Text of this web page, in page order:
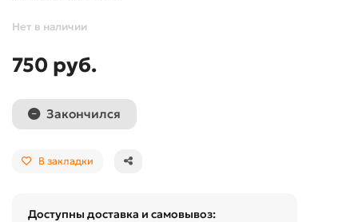
Нет в наличии
750 руб.
Закончился
В закладки
Доступны доставка и самовывоз: